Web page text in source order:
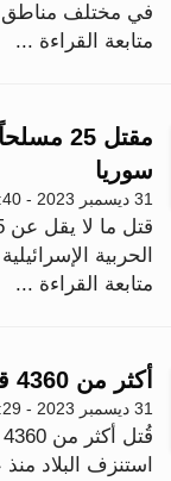
في مختلف مناطق
متابعة القراءة ...
مقتل
سوريا
31 ديسمبر 2023 - 15:40
الحربية
متابعة القراءة ...
أكثر من 4360 قتيلاً حصيلة النزاع في سوريا خلال عام 2023
31 ديسمبر 2023 - 15:29
استنزف البلاد منذ عام 2011، وفق ما أعلن